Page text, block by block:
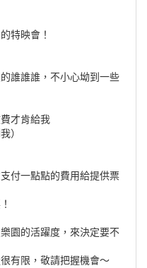
特映會！
誰誰誰，不小心坳到一些
才肯給我
）
付一點點的費用給提供票
園的活躍度，來決定要不
有限，敬請把握機會～